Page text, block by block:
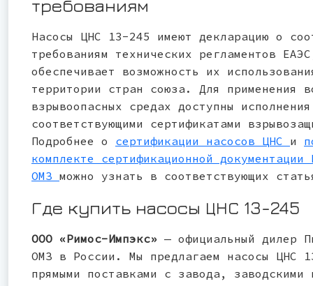
требованиям
Насосы ЦНС 13-245 имеют декларацию о
требованиям технических регламентов
обеспечивает возможность их
территории стран союза. Для применения
взрывоопасных средах доступны
соответствующими сертификатами
Подробнее о сертификации насосов ЦНС и
комплекте сертификационной документации
ОМЗ можно узнать в соответствующих
Где купить насосы ЦНС 13-245
ООО «Римос-Импэкс» — официальный дилер
ОМЗ в России. Мы предлагаем насосы ЦНС
прямыми поставками с завода, заводскими